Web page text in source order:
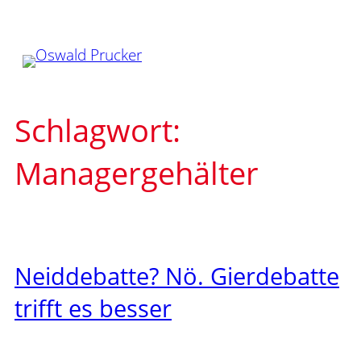
springen
Schlagwort:
Managergehälter
Neiddebatte? Nö. Gierdebatte
trifft es besser